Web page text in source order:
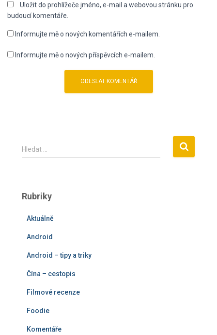
Uložit do prohlížeče jméno, e-mail a webovou stránku pro
budoucí komentáře.
Informujte mě o nových komentářích e-mailem.
Informujte mě o nových příspěvcích e-mailem.
V
y
d
Hledat …
Rubriky
Aktuálně
Android
Android – tipy a triky
Čína – cestopis
Filmové recenze
Foodie
Komentáře